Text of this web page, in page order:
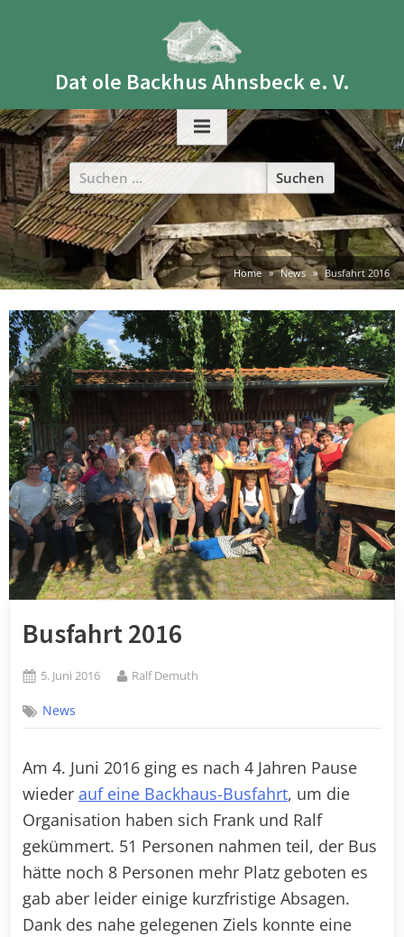
Dat ole Backhus Ahnsbeck e. V.
Suchen
nach:
Home News Busfahrt 2016
Busfahrt 2016
Posted
5. Juni 2016 By
Ralf Demuth
News
Am 4. Juni 2016 ging es nach 4 Jahren Pause
wieder auf eine Backhaus-Busfahrt, um die
Organisation haben sich Frank und Ralf
gekümmert. 51 Personen nahmen teil, der Bus
hätte noch 8 Personen mehr Platz geboten es
gab aber leider einige kurzfristige Absagen.
Dank des nahe gelegenen Ziels konnte eine